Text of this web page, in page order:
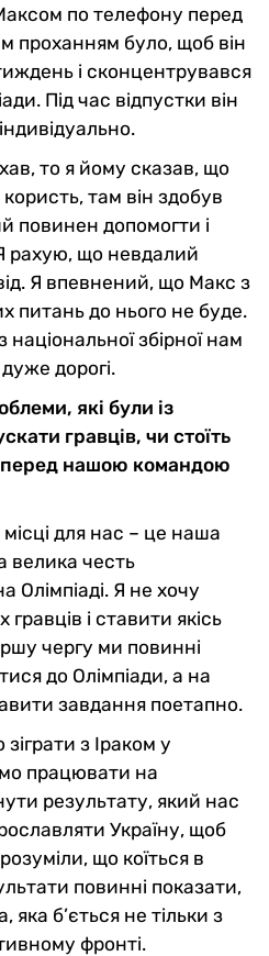
по телефону перед
проханням було, щоб він
і сконцентрувався
Під час відпустки він
то я йому сказав, що
там він здобув
повинен допомогти і
Я рахую, що невдалий
Я впевнений, що Макс з
питань до нього не буде.
національної збірної нам
дорогі.
які були із
гравців, чи стоїть
перед нашою командою
для нас – це наша
велика честь
Олімпіаді. Я не хочу
і ставити якісь
чергу ми повинні
до Олімпіади, а на
завдання поетапно.
з Іраком у
працювати на
результату, який нас
Україну, щоб
що коїться в
повинні показати,
яка б’ється не тільки з
фронті.